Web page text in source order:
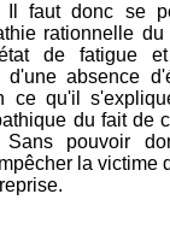
Il faut donc se
rationnelle du
de fatigue
absence
ce qu'il
du fait de
pouvoir
la victime